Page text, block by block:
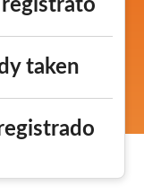
taken